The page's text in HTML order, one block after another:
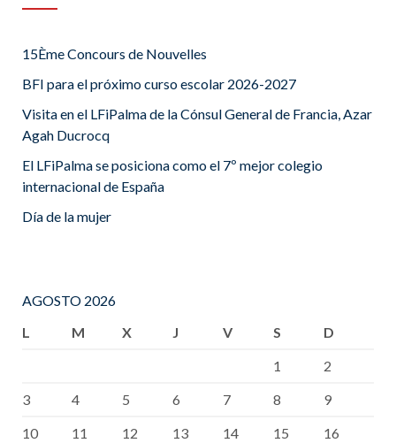
15Ème Concours de Nouvelles
BFI para el próximo curso escolar 2026-2027
Visita en el LFiPalma de la Cónsul General de Francia, Azar
Agah Ducrocq
El LFiPalma se posiciona como el 7º mejor colegio
internacional de España
Día de la mujer
AGOSTO 2026
L
M X J V S
D
1
2
3
4 5 6 7 8
9
10
11 12 13 14 15 16